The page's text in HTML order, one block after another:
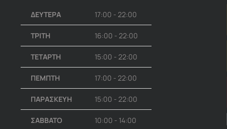
ΔΕΥΤΕΡΑ 17:00 - 22:00
ΤΡΙΤΗ 16:00 - 22:00
ΤΕΤΑΡΤΗ 15:00 - 22:00
ΠΕΜΠΤΗ 17:00 - 22:00
ΠΑΡΑΣΚΕΥΗ 15:00 - 22:00
ΣΑΒΒΑΤΟ 10:00 - 14:00